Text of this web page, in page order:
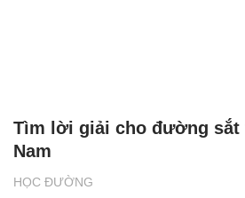
HỌC ĐƯỜNG
Tìm lời giải cho đường sắt
Nam